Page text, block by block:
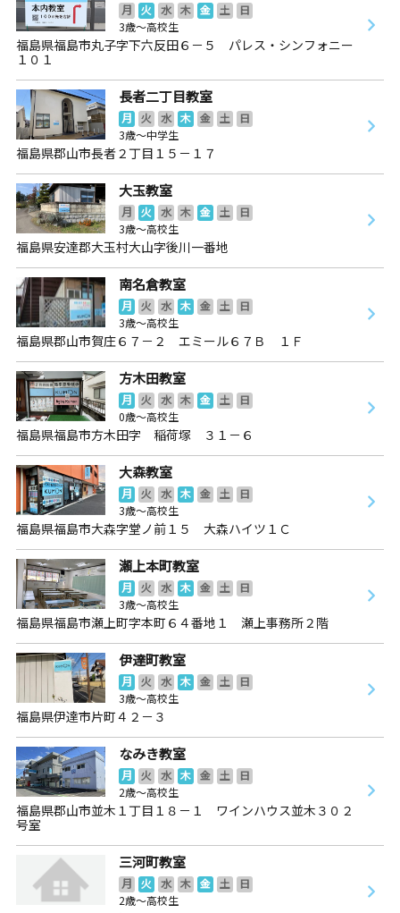
月 火 水 木 金 土
日
3歳～高校生
福島県福島市丸子字下六反田６－５ パレス・シンフォニー
１０１
長者二丁目教室
月 火 水 木 金 土
日
3歳～中学生
福島県郡山市長者２丁目１５－１７
大玉教室
月 火 水 木 金 土
日
3歳～高校生
福島県安達郡大玉村大山字後川一番地
南名倉教室
月 火 水 木 金 土
日
3歳～高校生
福島県郡山市賀庄６７－２ エミール６７Ｂ １Ｆ
方木田教室
月 火 水 木 金 土
日
0歳～高校生
福島県福島市方木田字 稲荷塚 ３１－６
大森教室
月 火 水 木 金 土
日
3歳～高校生
福島県福島市大森字堂ノ前１５ 大森ハイツ１Ｃ
瀬上本町教室
月 火 水 木 金 土
日
3歳～高校生
福島県福島市瀬上町字本町６４番地１ 瀬上事務所２階
伊達町教室
月 火 水 木 金 土
日
3歳～高校生
福島県伊達市片町４２－３
なみき教室
月 火 水 木 金 土
日
2歳～高校生
福島県郡山市並木１丁目１８－１ ワインハウス並木３０２
号室
三河町教室
月 火 水 木 金 土
日
2歳～高校生